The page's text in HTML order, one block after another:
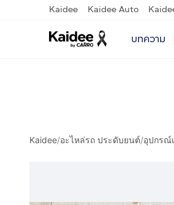
Kaidee Kaidee Auto
บทความ
Kaidee/อะไหล่รถ ประดับยนต์/อุปกรณ์